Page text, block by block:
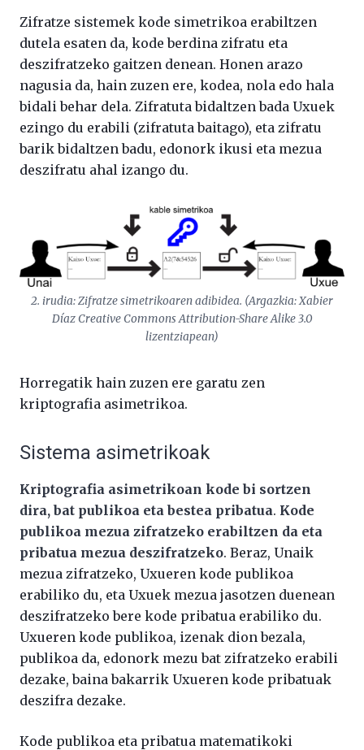
Zifratze sistemek kode simetrikoa erabiltzen
dutela esaten da, kode berdina zifratu eta
deszifratzeko gaitzen denean. Honen arazo
nagusia da, hain zuzen ere, kodea, nola edo hala
bidali behar dela. Zifratuta bidaltzen bada Uxuek
ezingo du erabili (zifratuta baitago), eta zifratu
barik bidaltzen badu, edonork ikusi eta mezua
deszifratu ahal izango du.
2. irudia: Zifratze simetrikoaren adibidea. (Argazkia: Xabier
Díaz Creative Commons Attribution-Share Alike 3.0
lizentziapean)
Horregatik hain zuzen ere garatu zen
kriptografia asimetrikoa.
Sistema asimetrikoak
Kriptografia asimetrikoan kode bi sortzen
dira, bat publikoa eta bestea pribatua. Kode
publikoa mezua zifratzeko erabiltzen da eta
pribatua mezua deszifratzeko. Beraz, Unaik
mezua zifratzeko, Uxueren kode publikoa
erabiliko du, eta Uxuek mezua jasotzen duenean
deszifratzeko bere kode pribatua erabiliko du.
Uxueren kode publikoa, izenak dion bezala,
publikoa da, edonork mezu bat zifratzeko erabili
dezake, baina bakarrik Uxueren kode pribatuak
deszifra dezake.
Kode publikoa eta pribatua matematikoki